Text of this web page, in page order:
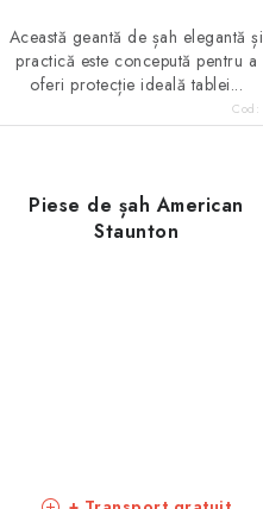
Această geantă de șah elegantă și
practică este concepută pentru a
oferi protecție ideală tablei...
Cod:
Piese de șah American
Staunton